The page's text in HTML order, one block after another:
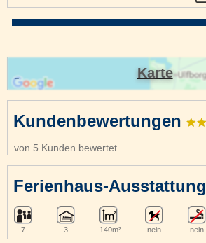
Kundenbewertungen
von 5 Kunden bewertet
Ferienhaus-Ausstattung
7 3 140m² nein nein
Karte